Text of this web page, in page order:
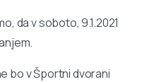
da v soboto, 9.1.2021
bo v Športni dvorani